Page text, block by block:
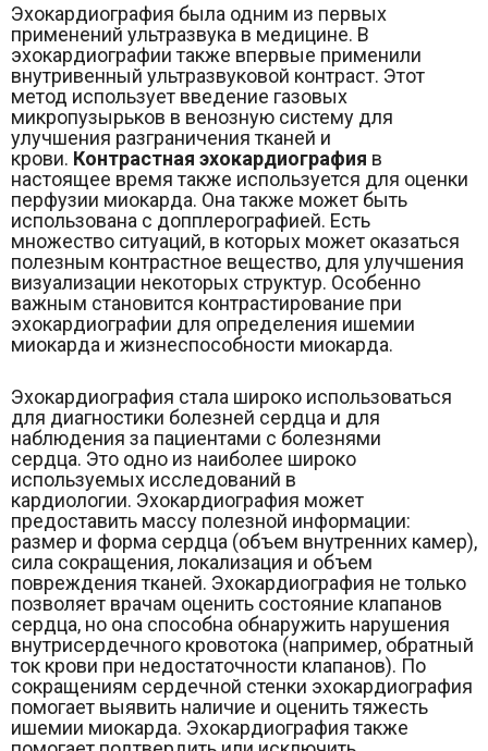
Эхокардиография была одним из первых
применений ультразвука в медицине. В
эхокардиографии также впервые применили
внутривенный ультразвуковой контраст. Этот
метод использует введение газовых
микропузырьков в венозную систему для
улучшения разграничения тканей и
крови. Контрастная эхокардиография в
настоящее время также используется для оценки
перфузии миокарда. Она также может быть
использована с допплерографией. Есть
множество ситуаций, в которых может оказаться
полезным контрастное вещество, для улучшения
визуализации некоторых структур. Особенно
важным становится контрастирование при
эхокардиографии для определения ишемии
миокарда и жизнеспособности миокарда.
Эхокардиография стала широко использоваться
для диагностики болезней сердца и для
наблюдения за пациентами с болезнями
сердца. Это одно из наиболее широко
используемых исследований в
кардиологии. Эхокардиография может
предоставить массу полезной информации:
размер и форма сердца (объем внутренних камер),
сила сокращения, локализация и объем
повреждения тканей. Эхокардиография не только
позволяет врачам оценить состояние клапанов
сердца, но она способна обнаружить нарушения
внутрисердечного кровотока (например, обратный
ток крови при недостаточности клапанов). По
сокращениям сердечной стенки эхокардиография
помогает выявить наличие и оценить тяжесть
ишемии миокарда. Эхокардиография также